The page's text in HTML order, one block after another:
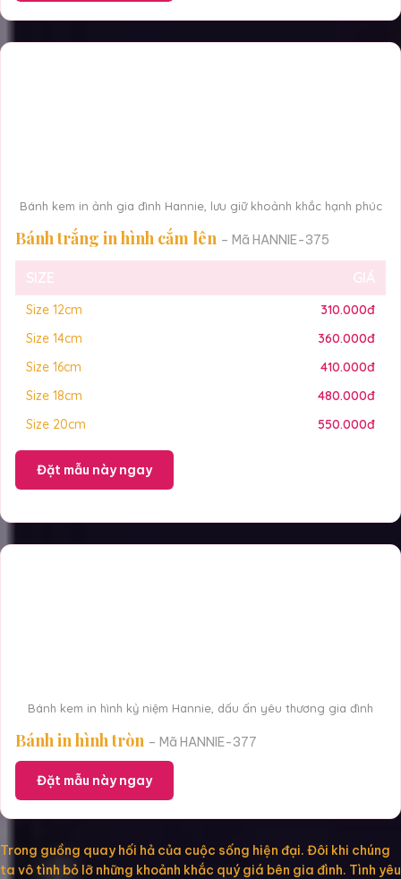
Bánh kem in ảnh gia đình Hannie, lưu giữ khoảnh khắc hạnh phúc
Bánh trắng in hình cắm lên – Mã HANNIE-375
SIZE GIÁ
Size 12cm
310.000đ
Size 14cm
360.000đ
Size 16cm
410.000đ
Size 18cm
480.000đ
Size 20cm
550.000đ
Đặt mẫu này ngay
Bánh kem in hình kỷ niệm Hannie, dấu ấn yêu thương gia đình
Bánh in hình tròn – Mã HANNIE-377
Đặt mẫu này ngay
Trong guồng quay hối hả của cuộc sống hiện đại. Đôi khi chúng
ta vô tình bỏ lỡ những khoảnh khắc quý giá bên gia đình. Tình yêu